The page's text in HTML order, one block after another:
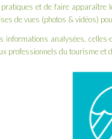
et de faire apparaître
de vues (photos & vidéos)
informations analysées,
professionnels du tourisme et